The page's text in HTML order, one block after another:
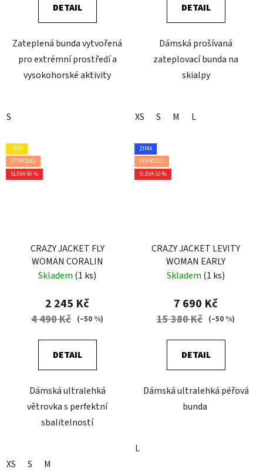
DETAIL
Zateplená bunda vytvořená
pro extrémní prostředí a
vysokohorské aktivity
S
DETAIL
Dámská prošívaná
zateplovací bunda na
skialpy
XS S M L
LÉTO
VÝPRODEJ
SLEVA 50 %
CRAZY JACKET FLY
WOMAN CORALIN
Skladem (1 ks)
2 245 Kč
4 490 Kč (–50 %)
DETAIL
Dámská ultralehká
větrovka s perfektní
sbalitelností
XS S M
ZIMA
VÝPRODEJ
SLEVA 50 %
CRAZY JACKET LEVITY
WOMAN EARLY
Skladem (1 ks)
7 690 Kč
15 380 Kč (–50 %)
DETAIL
Dámská ultralehká péřová
bunda
L